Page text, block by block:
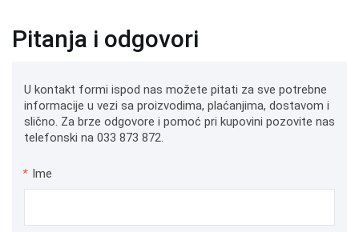
Pitanja i odgovori
U kontakt formi ispod nas možete pitati za sve potrebne
informacije u vezi sa proizvodima, plaćanjima, dostavom i
slično. Za brze odgovore i pomoć pri kupovini pozovite nas
telefonski na 033 873 872.
* Ime